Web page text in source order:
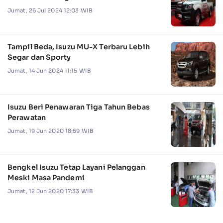
Jumat, 26 Jul 2024 12:03 WIB
Tampil Beda, Isuzu MU-X Terbaru Lebih
Segar dan Sporty
Jumat, 14 Jun 2024 11:15 WIB
Isuzu Beri Penawaran Tiga Tahun Bebas
Perawatan
Jumat, 19 Jun 2020 18:59 WIB
Bengkel Isuzu Tetap Layani Pelanggan
Meski Masa Pandemi
Jumat, 12 Jun 2020 17:33 WIB